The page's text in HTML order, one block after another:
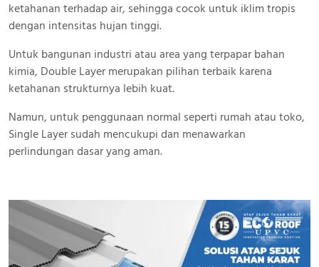
ketahanan terhadap air, sehingga cocok untuk iklim tropis
dengan intensitas hujan tinggi.
Untuk bangunan industri atau area yang terpapar bahan
kimia, Double Layer merupakan pilihan terbaik karena
ketahanan strukturnya lebih kuat.
Namun, untuk penggunaan normal seperti rumah atau toko,
Single Layer sudah mencukupi dan menawarkan
perlindungan dasar yang aman.